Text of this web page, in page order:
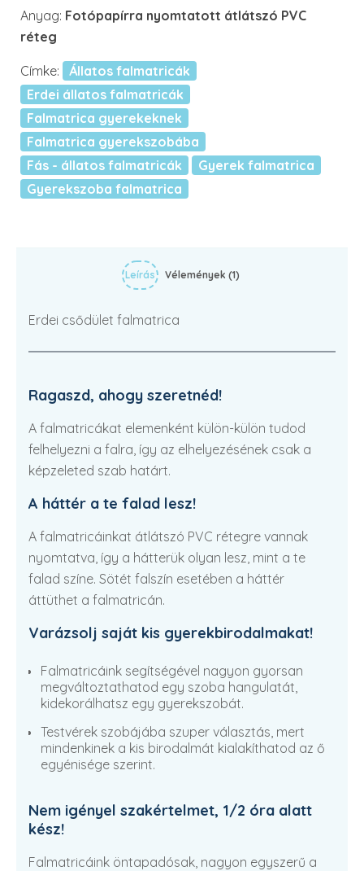
Anyag: Fotópapírra nyomtatott átlátszó PVC
réteg
Címke:
Állatos falmatricák
Erdei állatos falmatricák
Falmatrica gyerekeknek
Falmatrica gyerekszobába
Fás - állatos falmatricák
Gyerek falmatrica
Gyerekszoba falmatrica
Leírás Vélemények (1)
Erdei csődület falmatrica
Ragaszd, ahogy szeretnéd!
A falmatricákat elemenként külön-külön tudod
felhelyezni a falra, így az elhelyezésének csak a
képzeleted szab határt.
A háttér a te falad lesz!
A falmatricáinkat átlátszó PVC rétegre vannak
nyomtatva, így a hátterük olyan lesz, mint a te
falad színe. Sötét falszín esetében a háttér
áttüthet a falmatricán.
Varázsolj saját kis gyerekbirodalmakat!
Falmatricáink segítségével nagyon gyorsan
megváltoztathatod egy szoba hangulatát,
kidekorálhatsz egy gyerekszobát.
Testvérek szobájába szuper választás, mert
mindenkinek a kis birodalmát kialakíthatod az ő
egyénisége szerint.
Nem igényel szakértelmet, 1/2 óra alatt
kész!
Falmatricáink öntapadósak, nagyon egyszerű a